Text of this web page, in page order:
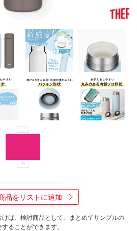
品をリストに追加
ば、検討商品として、まとめてサンプルの
ることができます。